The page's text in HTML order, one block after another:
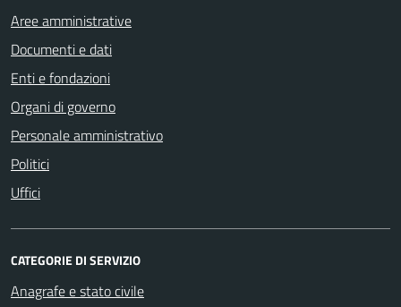
Aree amministrative
Documenti e dati
Enti e fondazioni
Organi di governo
Personale amministrativo
Politici
Uffici
CATEGORIE DI SERVIZIO
Anagrafe e stato civile